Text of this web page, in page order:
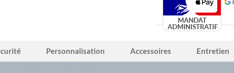
Personnalisation Accessoires Entretien